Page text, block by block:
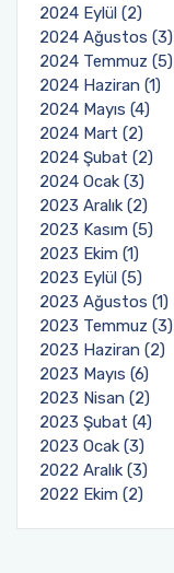
2024 Eylül (2)
2024 Ağustos (3)
2024 Temmuz (5)
2024 Haziran (1)
2024 Mayıs (4)
2024 Mart (2)
2024 Şubat (2)
2024 Ocak (3)
2023 Aralık (2)
2023 Kasım (5)
2023 Ekim (1)
2023 Eylül (5)
2023 Ağustos (1)
2023 Temmuz (3)
2023 Haziran (2)
2023 Mayıs (6)
2023 Nisan (2)
2023 Şubat (4)
2023 Ocak (3)
2022 Aralık (3)
2022 Ekim (2)